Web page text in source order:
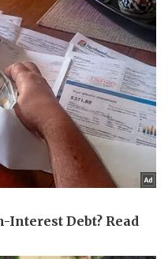
Ô tô - Xe máy
Xe máy
Tư vấn